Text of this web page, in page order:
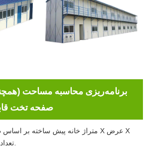
برنامه‌ریزی محاسبه مساحت
صفحه تخت